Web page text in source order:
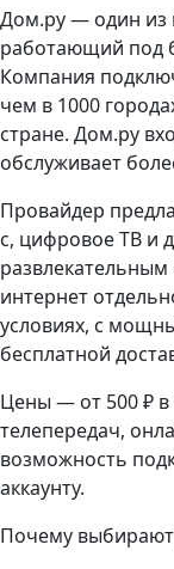
Дом.ру — один из
работающий под
Компания
чем в 1000
стране. Дом.ру
обслуживает
Провайдер
с, цифровое ТВ и
интернет
условиях, с
бесплатной
Цены — от 500 ₽ в
телепередач,
возможность
аккаунту.
Почему